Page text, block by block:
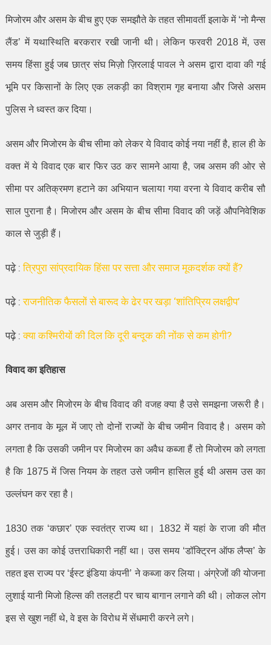
मिजोरम और असम के बीच हुए एक समझौते के तहत सीमावर्ती इलाके में ‘नो मैन्स
लैंड’ में यथास्थिति बरकरार रखी जानी थी। लेकिन फरवरी 2018में,उस
समय हिंसा हुई जब छात्र संघ मिज़ो ज़िरलाई पावल ने असम द्वारा दावा की गई
भूमि पर किसानों के लिए एक लकड़ी का विश्राम गृह बनाया और जिसे असम
पुलिस ने ध्वस्त कर दिया।
असम और मिजोरम के बीच सीमा को लेकर ये विवाद कोई नया नहीं है,हाल ही के
वक्त में ये विवाद एक बार फिर उठ कर सामने आया है,जब असम की ओर से
सीमा पर अतिक्रमण हटाने का अभियान चलाया गया वरना ये विवाद करीब सौ
साल पुराना है। मिजोरम और असम के बीच सीमा विवाद की जड़ें औपनिवेशिक
काल से जुड़ी हैं।
पढ़े :त्रिपुरा सांप्रदायिक हिंसा पर सत्ता और समाज मूकदर्शक क्यों हैं?
पढ़े :राजनीतिक फैसलों से बारूद के ढेर पर खड़ा ‘शांतिप्रिय लक्षद्वीप’
पढ़े :क्या कश्मिरीयों की दिल कि दूरी बन्दूक की नोंक से कम होगी?
विवाद का इतिहास
अब असम और मिजोरम के बीच विवाद की वजह क्या है उसे समझना जरूरी है।
अगर तनाव के मूल में जाए तो दोनों राज्यों के बीच जमीन विवाद है। असम को
लगता है कि उसकी जमीन पर मिजोरम का अवैध कब्जा हैं तो मिजोरम को लगता
है कि 1875में जिस नियम के तहत उसे जमीन हासिल हुई थी असम उस का
उल्लंघन कर रहा है।
1830तक ‘कछार’ एक स्वतंत्र राज्य था। 1832 में यहां के राजा की मौत
हुई। उस का कोई उत्तराधिकारी नहीं था। उस समय ‘डॉक्ट्रिन ऑफ लैप्स’ के
तहत इस राज्य पर ‘ईस्ट इंडिया कंपनी’ ने कब्जा कर लिया। अंग्रेजों की योजना
लुशाई यानी मिजो हिल्स की तलहटी पर चाय बागान लगाने की थी। लोकल लोग
इस से खुश नहीं थे,वे इस के विरोध में सेंधमारी करने लगे।